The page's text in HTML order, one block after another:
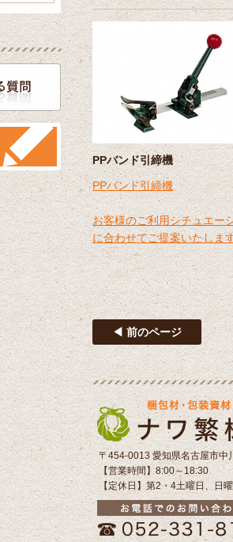
PPバンド引締機
PPバンド引締機
お客様のご利用シチュエー
に合わせてご提案いたしま
◀ 前のページ
〒454-0013 愛知県名古屋市中
【営業時間】8:00～18:30
【定休日】第2・4土曜日、日